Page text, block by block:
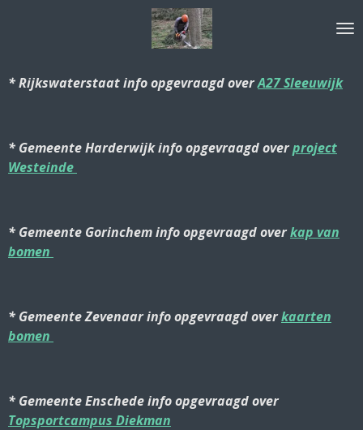
de
hoofdinhoud
* Rijkswaterstaat info opgevraagd overA27 Sleeuwijk
* Gemeente Harderwijk info opgevraagd overproject
Westeinde
* Gemeente Gorinchem info opgevraagd overkap van
bomen
* Gemeente Zevenaar info opgevraagd overkaarten
bomen
* Gemeente Enschede info opgevraagd over
Topsportcampus Diekman